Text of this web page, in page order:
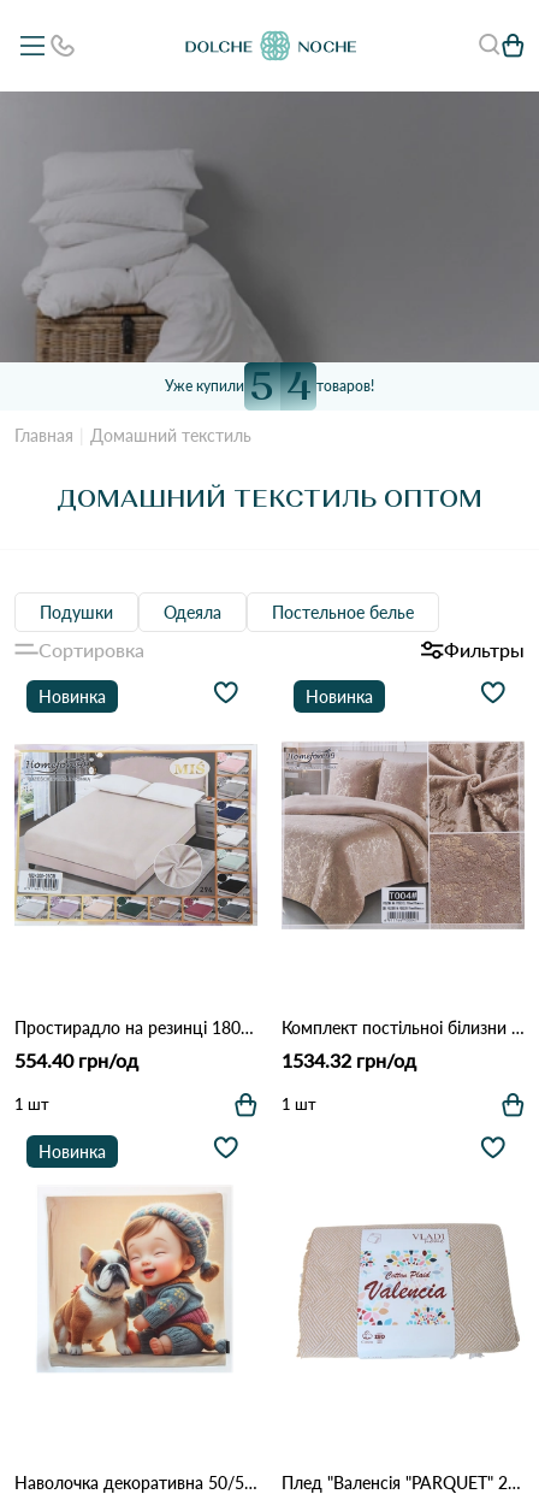
Уже купили 5 4 товаров!
Главная Домашний текстиль
ДОМАШНИЙ ТЕКСТИЛЬ ОПТОМ
Подушки Одеяла Постельное белье
Сортировка Фильтры
Новинка
Простирадло на резинці 180×200 см (бортик 25 см) 294 Кофейний
554.40 грн/од
1 шт
Новинка
Комплект постільноі білизни Homefore 005 Кофейний
1534.32 грн/од
1 шт
Новинка
Наволочка декоративна 50/50 1221 Бежевий Плед "Валенсія "PARQUET" 200*220 біл-пісок ТМ "Vladi" Біл-пісок